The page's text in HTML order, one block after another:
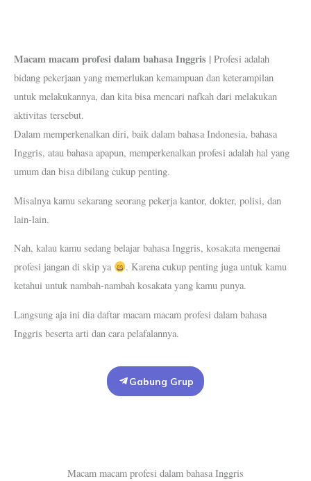
Macam macam profesi dalam bahasa Inggris | Profesi adalah
bidang pekerjaan yang memerlukan kemampuan dan keterampilan
untuk melakukannya, dan kita bisa mencari nafkah dari melakukan
aktivitas tersebut.
Dalam memperkenalkan diri, baik dalam bahasa Indonesia, bahasa
Inggris, atau bahasa apapun, memperkenalkan profesi adalah hal yang
umum dan bisa dibilang cukup penting.
Misalnya kamu sekarang seorang pekerja kantor, dokter, polisi, dan
lain-lain.
Nah, kalau kamu sedang belajar bahasa Inggris, kosakata mengenai
profesi jangan di skip ya
. Karena cukup penting juga untuk kamu
ketahui untuk nambah-nambah kosakata yang kamu punya.
Langsung aja ini dia daftar macam macam profesi dalam bahasa
Inggris beserta arti dan cara pelafalannya.
Gabung Grup
Macam macam profesi dalam bahasa Inggris